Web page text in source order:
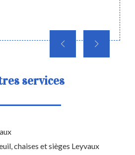
de
services
chaises et sièges Leyvaux